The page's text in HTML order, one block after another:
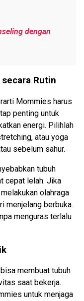
dengan
Rutin
Mommies harus
penting untuk
energi. Pilihlah
atau yoga
sebelum sahur.
tubuh
cepat lelah. Jika
olahraga
menjelang berbuka.
menguras terlalu
membuat tubuh
saat bekerja.
untuk menjaga